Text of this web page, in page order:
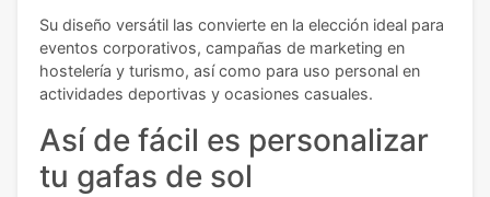
Su diseño versátil las convierte en la elección ideal para
eventos corporativos, campañas de marketing en
hostelería y turismo, así como para uso personal en
actividades deportivas y ocasiones casuales.
Así de fácil es personalizar
tu gafas de sol